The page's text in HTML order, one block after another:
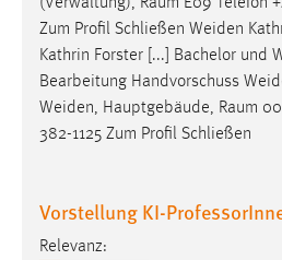
Zum Profil Schließen Weiden
Kathrin Forster [...] Bachelor und
Bearbeitung Handvorschuss
Weiden, Hauptgebäude, Raum
382-1125 Zum Profil Schließen
Vorstellung KI-
Relevanz:
3 Monate
Facebook Pixel
Name:
_fbp
Facebook
Zweck: